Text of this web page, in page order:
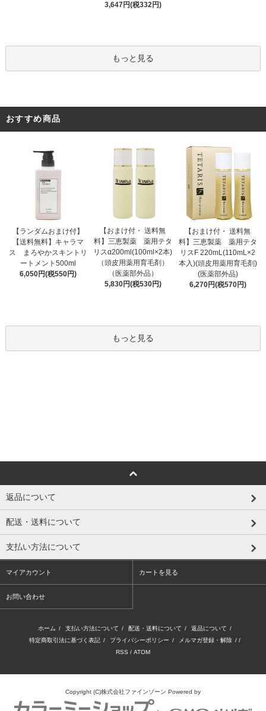
3,647円(税332円)
もっと見る
おすすめ商品
【ランダムおまけ付】
【送料無料】キャラマ
ス まろやかスキントリ
ートメント500ml
6,050円(税550円)
【おまけ付・ 送料無
料】三恵製薬 薬用テタ
リスα200ml(100ml×2本)
（頭皮用薬用育毛剤）
（医薬部外品）
5,830円(税530円)
【おまけ付・ 送料無
料】三恵製薬 薬用テタ
リスF 220mL(110mL×2
本入)(頭皮用薬用育毛剤)
(医薬部外品)
6,270円(税570円)
もっと見る
返品について
配送・送料について
支払い方法について
マイアカウント カートを見る
お問い合わせ
ホーム / 支払い方法について / 配送・送料について / 返品について /
特定商取引法に基づく表記 / プライバシーポリシー / メルマガ登録・解除 / /
RSS / ATOM
Copyright (C)株式会社ファインゾーン Powered by